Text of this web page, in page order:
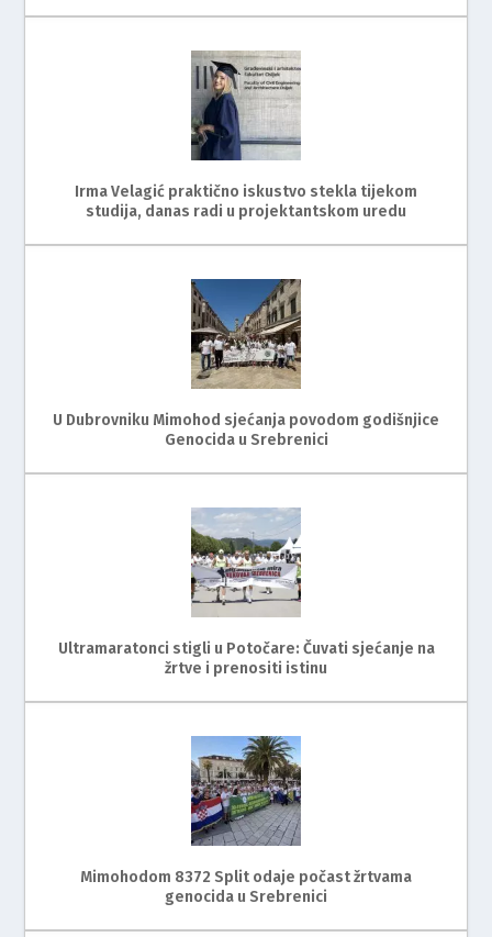
Irma Velagić praktično iskustvo stekla tijekom
studija, danas radi u projektantskom uredu
U Dubrovniku Mimohod sjećanja povodom godišnjice
Genocida u Srebrenici
Ultramaratonci stigli u Potočare: Čuvati sjećanje na
žrtve i prenositi istinu
Mimohodom 8372 Split odaje počast žrtvama
genocida u Srebrenici